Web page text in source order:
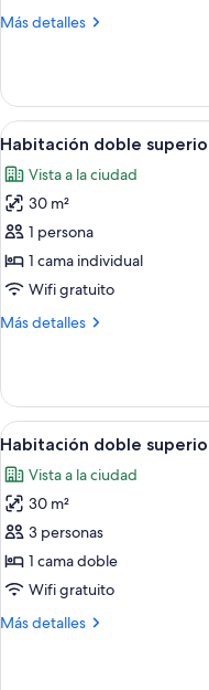
Más detalles
Más
doble
estándar
Ver
todas
las
fotos
de
Habitación
doble
de
13
Habitación doble
Vista a la ciudad
30 m²
1 persona
1 cama individual
Wifi gratuito
Más detalles
Más
doble
superior
de
individual
Ver
todas
las
fotos
de
Habitación
doble
15
Habitación doble
Vista a la ciudad
30 m²
3 personas
1 cama doble
Wifi gratuito
Más detalles
Más